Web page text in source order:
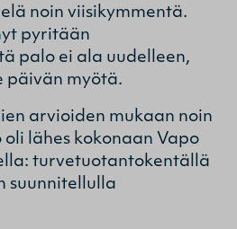
noin viisikymmentä.
pyritään
palo ei ala uudelleen,
päivän myötä.
arvioiden mukaan noin
lähes kokonaan Vapo
turvetuotantokentällä
suunnitellulla